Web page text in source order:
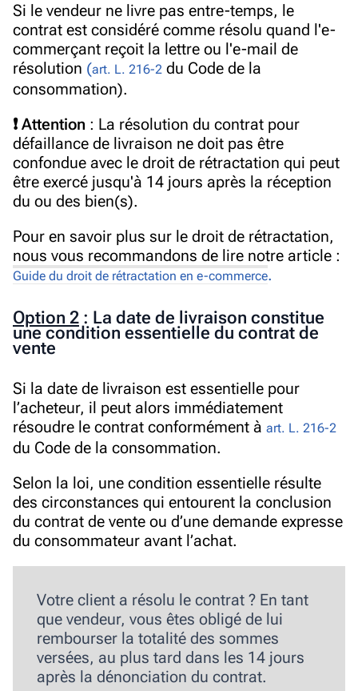
Si le vendeur ne livre pas entre-temps, le
contrat est considéré comme résolu quand l'e-
commerçant reçoit la lettre ou l'e-mail de
résolution (art. L. 216-2 du Code de la
consommation).
❗ Attention : La résolution du contrat pour
défaillance de livraison ne doit pas être
confondue avec le droit de rétractation qui peut
être exercé jusqu'à 14 jours après la réception
du ou des bien(s).
Pour en savoir plus sur le droit de rétractation,
nous vous recommandons de lire notre article :
Guide du droit de rétractation en e-commerce.
Option 2 : La date de livraison constitue
une condition essentielle du contrat de
vente
Si la date de livraison est essentielle pour
l’acheteur, il peut alors immédiatement
résoudre le contrat conformément à art. L. 216-2
du Code de la consommation.
Selon la loi, une condition essentielle résulte
des circonstances qui entourent la conclusion
du contrat de vente ou d’une demande expresse
du consommateur avant l’achat.
Votre client a résolu le contrat ? En tant
que vendeur, vous êtes obligé de lui
rembourser la totalité des sommes
versées, au plus tard dans les 14 jours
après la dénonciation du contrat.